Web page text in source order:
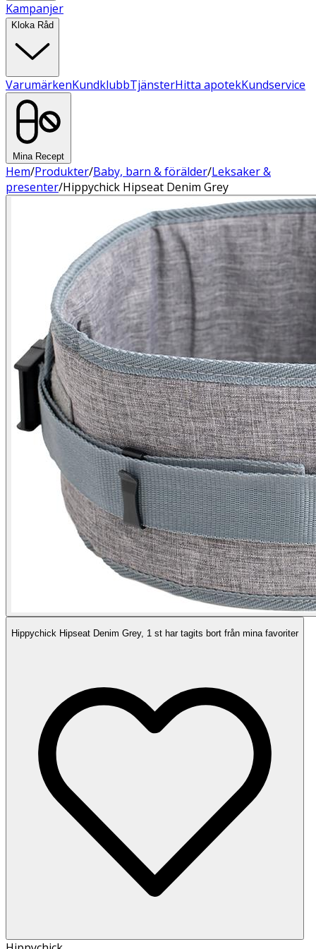
Kampanjer
Kloka Råd
VarumärkenKundklubbTjänsterHitta apotekKundservice
Mina Recept
Hem/Produkter/Baby, barn & förälder/Leksaker &
presenter/Hippychick Hipseat Denim Grey
Hippychick Hipseat Denim Grey, 1 st har tagits bort från mina favoriter